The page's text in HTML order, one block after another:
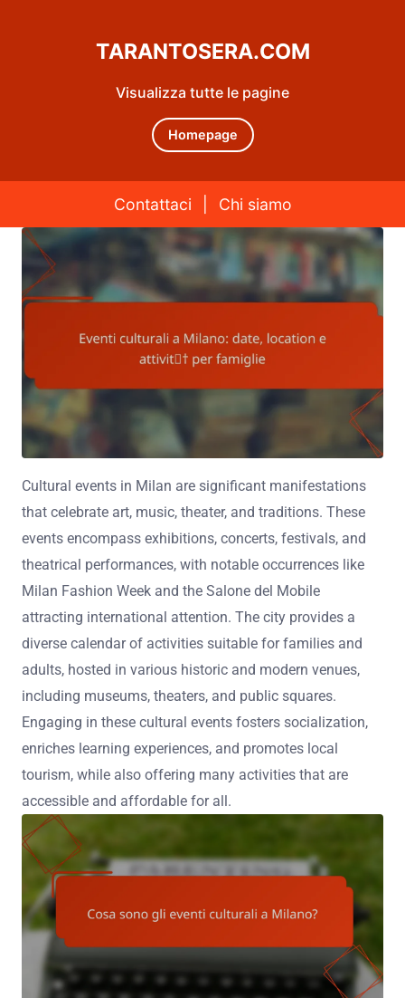
Visualizza tutte le pagine
TARANTOSERA.COM
Homepage
Contattaci Chi siamo
Skip to content
Cultural events in Milan are significant manifestations
that celebrate art, music, theater, and traditions. These
events encompass exhibitions, concerts, festivals, and
theatrical performances, with notable occurrences like
Milan Fashion Week and the Salone del Mobile
attracting international attention. The city provides a
diverse calendar of activities suitable for families and
adults, hosted in various historic and modern venues,
including museums, theaters, and public squares.
Engaging in these cultural events fosters socialization,
enriches learning experiences, and promotes local
tourism, while also offering many activities that are
accessible and affordable for all.